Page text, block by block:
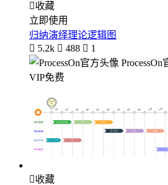
收藏
立即使用
归纳演绎理论逻辑图
 5.2k  488  1
ProcessOn
VIP免费
收藏